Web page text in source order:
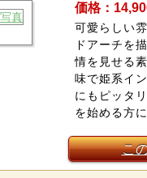
価格：
可愛らしい
ドアーチを
情を見せる
味で姫系イ
にもピッタ
を始める方
こ